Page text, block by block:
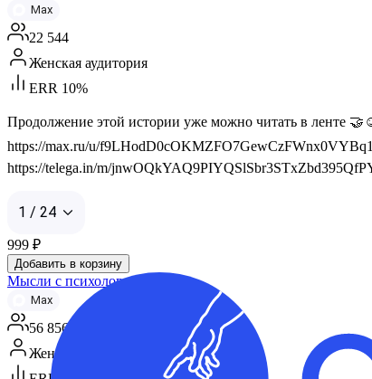
Max
22 544
Женская аудитория
ERR 10%
Продолжение этой истории уже можно читать в ленте
https://max.ru/u/
https://telega.in/m/
1 / 24
999 ₽
Добавить в корзину
Мысли с психологом
Max
56 856
Женская аудитория